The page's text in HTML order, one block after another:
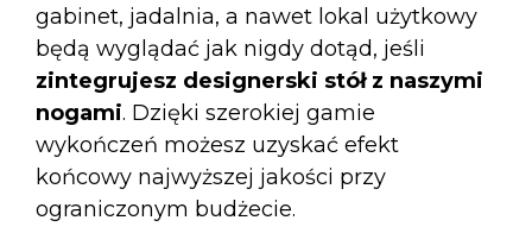
gabinet, jadalnia, a nawet lokal użytkowy
będą wyglądać jak nigdy dotąd, jeśli
zintegrujesz designerski stół z naszymi
nogami. Dzięki szerokiej gamie
wykończeń możesz uzyskać efekt
końcowy najwyższej jakości przy
ograniczonym budżecie.